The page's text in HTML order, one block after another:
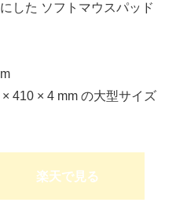
した ソフトマウスパッド
410 × 4 mm の大型サイズ
楽天で見る